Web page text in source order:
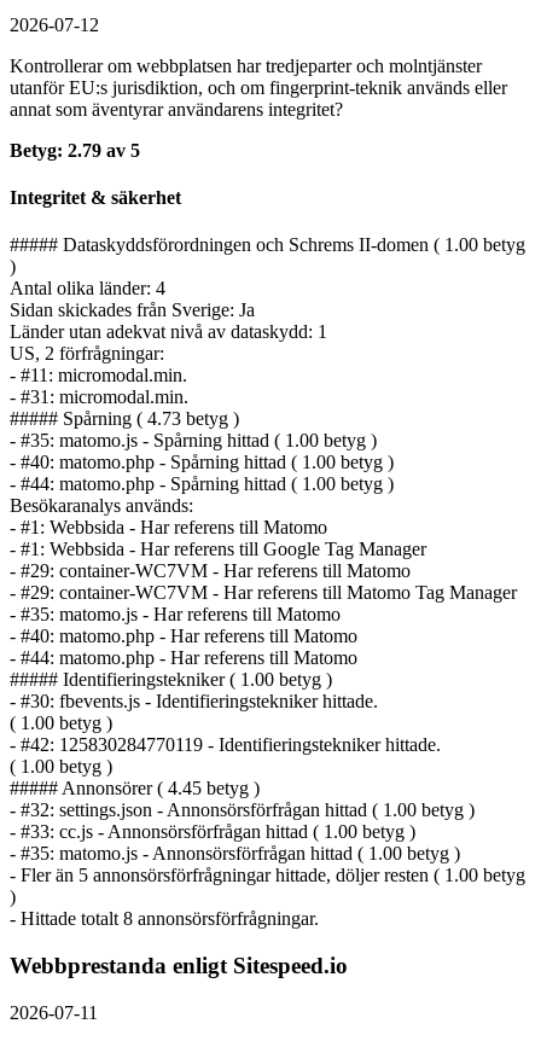
2026-07-12
Kontrollerar om webbplatsen har tredjeparter och molntjänster
utanför EU:s jurisdiktion, och om fingerprint-teknik används eller
annat som äventyrar användarens integritet?
Betyg: 2.79 av 5
Integritet & säkerhet
##### Dataskyddsförordningen och Schrems II-domen ( 1.00 betyg
)
Antal olika länder: 4
Sidan skickades från Sverige: Ja
Länder utan adekvat nivå av dataskydd: 1
US, 2 förfrågningar:
- #11: micromodal.min.
- #31: micromodal.min.
##### Spårning ( 4.73 betyg )
- #35: matomo.js - Spårning hittad ( 1.00 betyg )
- #40: matomo.php - Spårning hittad ( 1.00 betyg )
- #44: matomo.php - Spårning hittad ( 1.00 betyg )
Besökaranalys används:
- #1: Webbsida - Har referens till Matomo
- #1: Webbsida - Har referens till Google Tag Manager
- #29: container-WC7VM - Har referens till Matomo
- #29: container-WC7VM - Har referens till Matomo Tag Manager
- #35: matomo.js - Har referens till Matomo
- #40: matomo.php - Har referens till Matomo
- #44: matomo.php - Har referens till Matomo
##### Identifierings­tekniker ( 1.00 betyg )
- #30: fbevents.js - Identifierings­tekniker hittade.
( 1.00 betyg )
- #42: 125830284770119 - Identifierings­tekniker hittade.
( 1.00 betyg )
##### Annonsörer ( 4.45 betyg )
- #32: settings.json - Annonsörs­förfrågan hittad ( 1.00 betyg )
- #33: cc.js - Annonsörs­förfrågan hittad ( 1.00 betyg )
- #35: matomo.js - Annonsörs­förfrågan hittad ( 1.00 betyg )
- Fler än 5 annonsörs­förfrågningar hittade, döljer resten ( 1.00 betyg
)
- Hittade totalt 8 annonsörs­förfrågningar.
Webbprestanda enligt Sitespeed.io
2026-07-11